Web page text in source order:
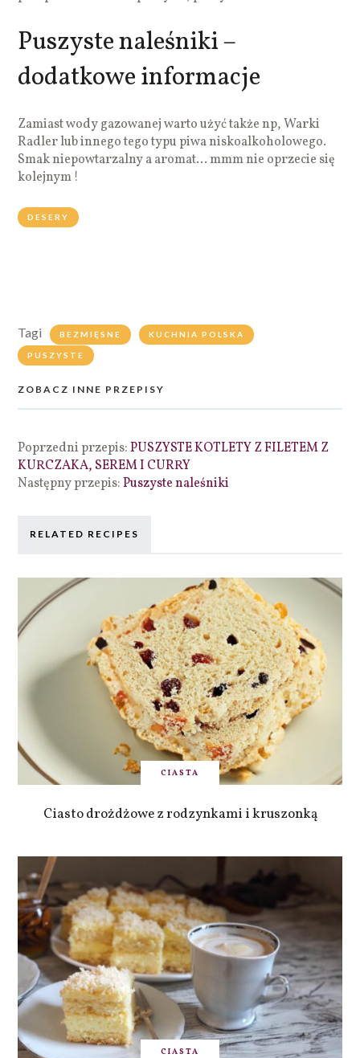
Puszyste naleśniki –
dodatkowe informacje
Zamiast wody gazowanej warto użyć także np, Warki
Radler lub innego tego typu piwa niskoalkoholowego.
Smak niepowtarzalny a aromat… mmm nie oprzecie się
kolejnym !
DESERY
Tagi BEZMIĘSNE KUCHNIA POLSKA
PUSZYSTE
ZOBACZ INNE PRZEPISY
Poprzedni przepis:PUSZYSTE KOTLETY Z FILETEM Z
KURCZAKA, SEREM I CURRY
Następny przepis:Puszyste naleśniki
RELATED RECIPES
CIASTA
Ciasto drożdżowe z rodzynkami i kruszonką
CIASTA